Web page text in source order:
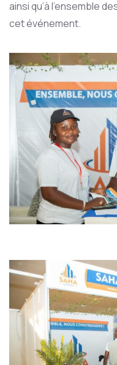
ainsi qu’à l’ensemble
cet événement.